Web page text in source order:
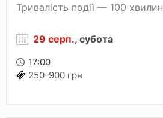
Тривалість події — 100
29 серп., субота
17:00
250-900 грн